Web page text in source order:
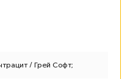
/ Грей Софт;